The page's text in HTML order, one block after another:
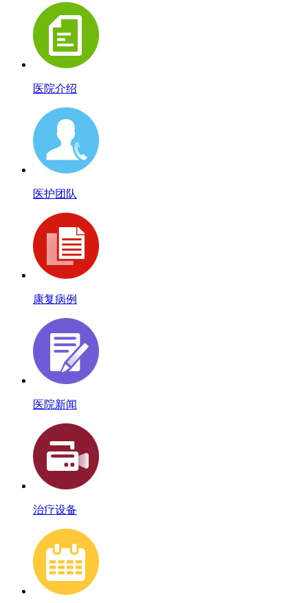
医院介绍
医护团队
康复病例
医院新闻
治疗设备